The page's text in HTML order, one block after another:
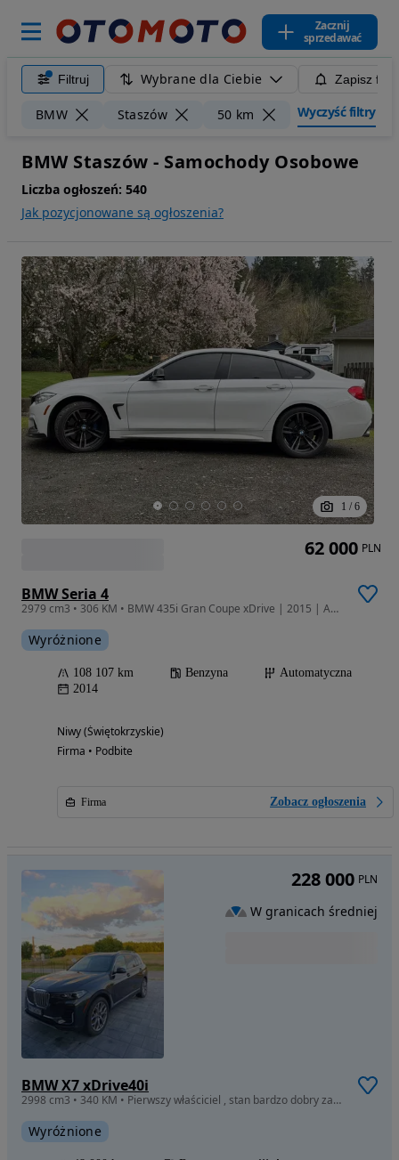
Zacznij
sprzedawać
Filtruj Wybrane dla Ciebie Zapisz
BMW Staszów 50 km Wyczyść filtry
BMW Staszów - Samochody Osobowe
Liczba ogłoszeń: 540
Jak pozycjonowane są ogłoszenia?
1 / 6
BMW Seria 4
2979 cm3 • 306 KM • BMW 435i Gran Coupe xDrive | 2015 | AWD/4WD | M Sport | 3.0 Turbo
Wyróżnione
108 107 km Benzyna
Automatyczna
2014
Niwy (Świętokrzyskie)
Firma • Podbite
Firma Zobacz ogłoszenia
62 000 PLN
BMW X7 xDrive40i
2998 cm3 • 340 KM • Pierwszy właściciel , stan bardzo dobry zapraszam do kontaktu
Wyróżnione
228 000 PLN
W granicach średniej